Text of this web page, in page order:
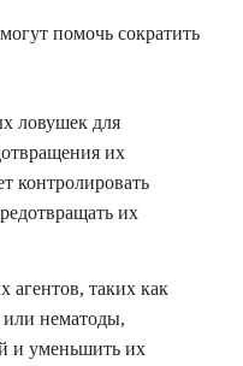
помочь сократить
ловушек для
их
контролировать
их
агентов, таких как
или нематоды,
и уменьшить их